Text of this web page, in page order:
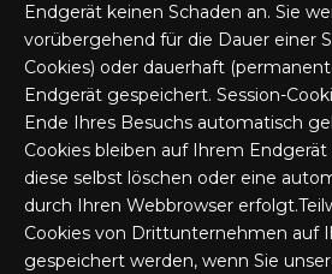
Endgerät keinen Schaden an. Sie
vorübergehend für die Dauer einer
Cookies) oder dauerhaft
Endgerät gespeichert. Session-
Ende Ihres Besuchs automatisch
Cookies bleiben auf Ihrem
diese selbst löschen oder eine
durch Ihren Webbrowser
Cookies von Drittunternehmen auf
gespeichert werden, wenn Sie